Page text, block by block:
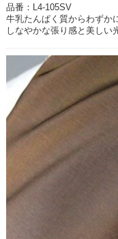
品番：L4-105SV
牛乳たんぱく質からわずか
しなやかな張り感と美しい